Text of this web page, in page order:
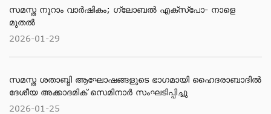
സമസ്ത നൂറാം വാർഷികം; ഗ്ലോബല്‍ എക്‌സ്‌പോ- നാളെ
മുതൽ
2026-01-29
സമസ്ത ശതാബ്ദി ആഘോഷങ്ങളുടെ ഭാഗമായി ഹൈദരാബാദില്‍
ദേശീയ അക്കാദമിക് സെമിനാര്‍ സംഘടിപ്പിച്ചു
2026-01-25